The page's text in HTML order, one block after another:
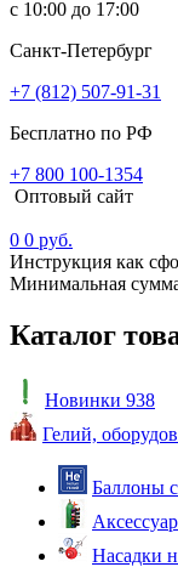
с 10:00 до 17:00
Санкт-Петербург
+7 (812) 507-91-31
Бесплатно по РФ
+7 800 100-1354
Оптовый сайт
0 0 руб.
Инструкция как
Минимальная сумма
Каталог
Новинки 938
Гелий,
Баллоны
Насадки